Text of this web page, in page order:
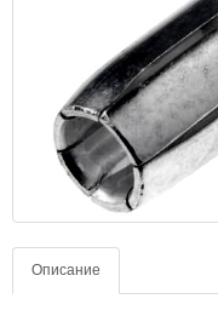
Описание